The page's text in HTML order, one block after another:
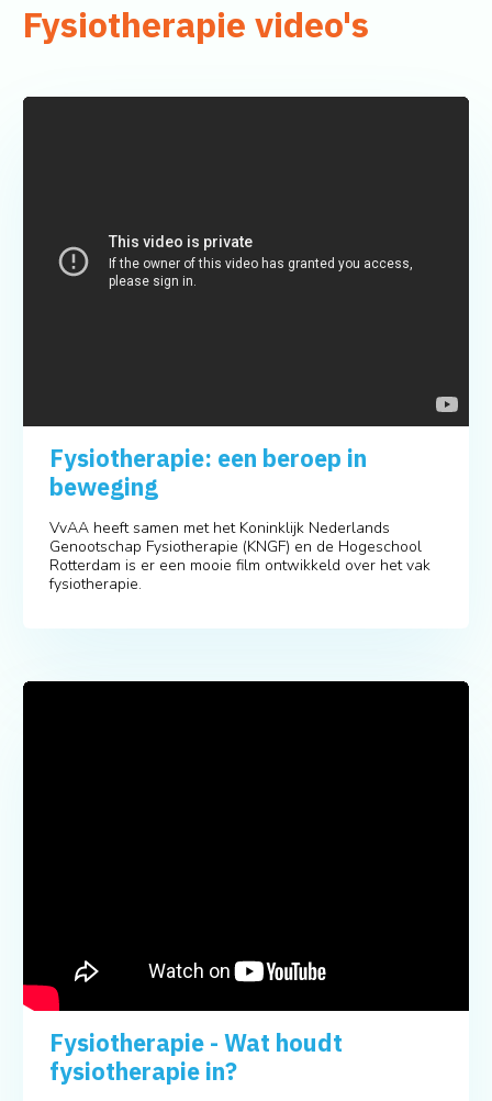
Fysiotherapie video's
Fysiotherapie: een beroep in
beweging
VvAA heeft samen met het Koninklijk Nederlands
Genootschap Fysiotherapie (KNGF) en de Hogeschool
Rotterdam is er een mooie film ontwikkeld over het vak
fysiotherapie.
Fysiotherapie - Wat houdt
fysiotherapie in?